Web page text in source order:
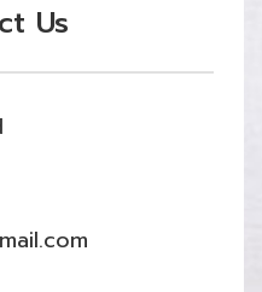
Us